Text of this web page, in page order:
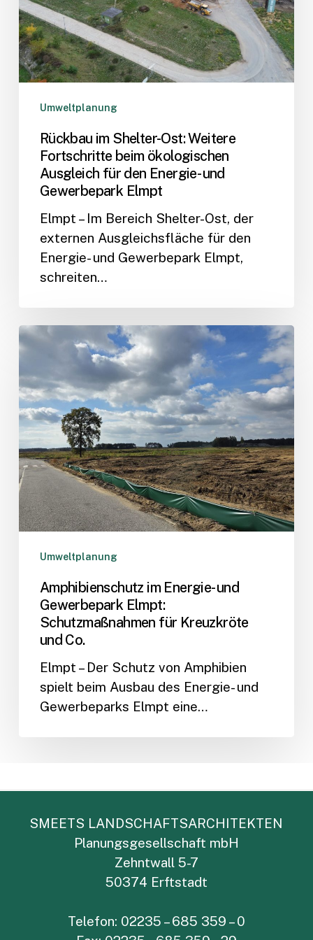
ökologischen
Ausgleich
für
den
Energie-
Gewerbepark
Elmpt
Umweltplanung
Rückbau im Shelter-Ost: Weitere
Fortschritte beim ökologischen
Ausgleich für den Energie- und
Gewerbepark Elmpt
Elmpt – Im Bereich Shelter-Ost, der
externen Ausgleichsfläche für den
Energie- und Gewerbepark Elmpt,
schreiten…
Amphibienschutz
im
Energie-
und
Gewerbepark
Elmpt:
Schutzmaßnahmen
für
Kreuzkröte
und
Co.
Umweltplanung
Amphibienschutz im Energie- und
Gewerbepark Elmpt:
Schutzmaßnahmen für Kreuzkröte
und Co.
Elmpt – Der Schutz von Amphibien
spielt beim Ausbau des Energie- und
Gewerbeparks Elmpt eine…
SMEETS LANDSCHAFTSARCHITEKTEN
Planungsgesellschaft mbH
Zehntwall 5-7
50374 Erftstadt
Telefon: 02235 – 685 359 – 0